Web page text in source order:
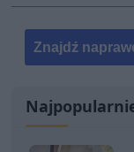
Znajdź